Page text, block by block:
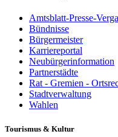
Amtsblatt-Presse-
Bündnisse
Bürgermeister
Karriereportal
Neubürgerinformation
Partnerstädte
Rat - Gremien -
Stadtverwaltung
Wahlen
Tourismus & Kultur